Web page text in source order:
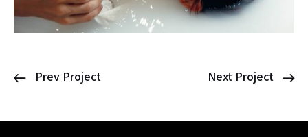
Prev Project Next Project